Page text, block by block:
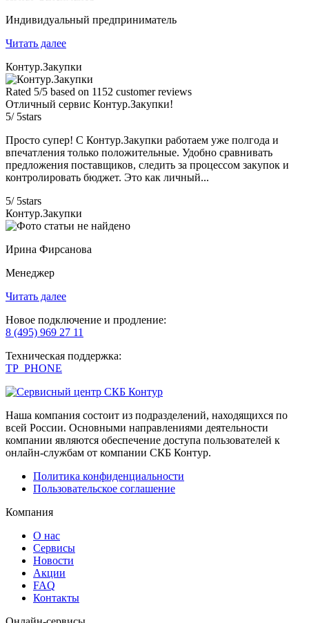
Индивидуальный предприниматель
Читать далее
Контур.Закупки
Rated 5/5 based on 1152 customer reviews
Отличный сервис Контур.Закупки!
5/ 5stars
Просто супер! С Контур.Закупки работаем уже полгода и
впечатления только положительные. Удобно сравнивать
предложения поставщиков, следить за процессом закупок и
контролировать бюджет. Это как личный...
5/ 5stars
Контур.Закупки
Ирина Фирсанова
Менеджер
Читать далее
Новое подключение и продление:
8 (495) 969 27 11
Техническая поддержка:
TP_PHONE
Наша компания состоит из подразделений, находящихся по
всей России. Основными направлениями деятельности
компании являются обеспечение доступа пользователей к
онлайн-службам от компании СКБ Контур.
Политика конфиденциальности
Пользовательское соглашение
Компания
О нас
Сервисы
Новости
Акции
FAQ
Контакты